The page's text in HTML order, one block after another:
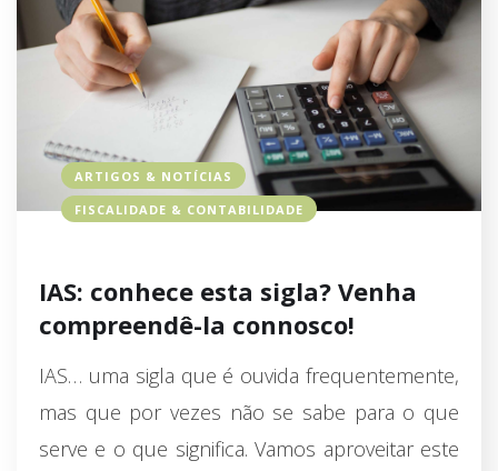
ARTIGOS & NOTÍCIAS
FISCALIDADE & CONTABILIDADE
IAS: conhece esta sigla? Venha
compreendê-la connosco!
IAS… uma sigla que é ouvida frequentemente,
mas que por vezes não se sabe para o que
serve e o que significa. Vamos aproveitar este